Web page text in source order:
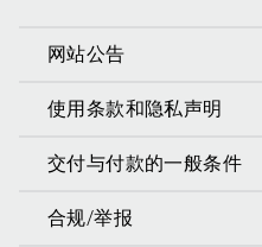
网站公告
使用条款和隐私声明
交付与付款的一般条件
合规/举报